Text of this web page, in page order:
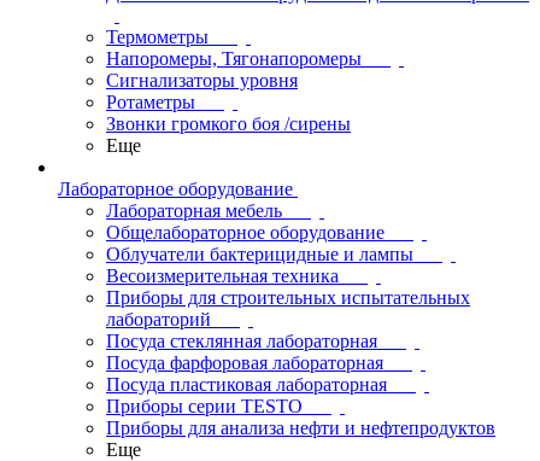
Термометры
Напоромеры, Тягонапоромеры
Сигнализаторы уровня
Ротаметры
Звонки громкого боя /сирены
Еще
Лабораторное оборудование
Лабораторная мебель
Общелабораторное оборудование
Облучатели бактерицидные и лампы
Весоизмерительная техника
Приборы для строительных испытательных
лабораторий
Посуда стеклянная лабораторная
Посуда фарфоровая лабораторная
Посуда пластиковая лабораторная
Приборы серии TESTO
Приборы для анализа нефти и нефтепродуктов
Еще